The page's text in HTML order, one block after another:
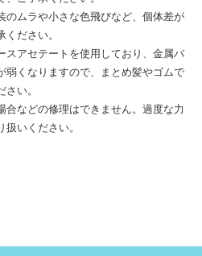
ムラや小さな色飛びなど、個体差が
ださい。
アセテートを使用しており、金属バ
弱くなりますので、まとめ髪やゴムで
い。
などの修理はできません。過度な力
いください。